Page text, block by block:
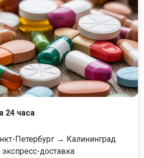
24 часа
Петербург → Калининград
экспресс-доставка